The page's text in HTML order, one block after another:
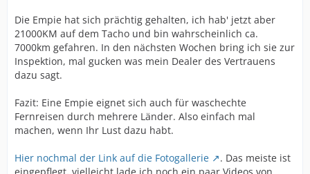
Die Empie hat sich prächtig gehalten, ich hab' jetzt aber
21000KM auf dem Tacho und bin wahrscheinlich ca.
7000km gefahren. In den nächsten Wochen bring ich sie zur
Inspektion, mal gucken was mein Dealer des Vertrauens
dazu sagt.
Fazit: Eine Empie eignet sich auch für waschechte
Fernreisen durch mehrere Länder. Also einfach mal
machen, wenn Ihr Lust dazu habt.
Hier nochmal der Link auf die Fotogallerie
. Das meiste ist